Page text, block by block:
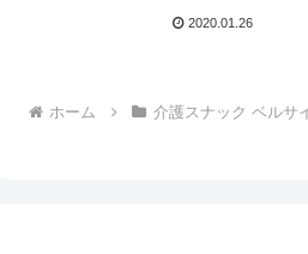
2020.01.26
ホーム 介護スナック ベルサ